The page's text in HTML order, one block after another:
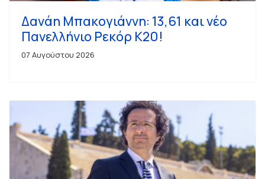
Δανάη Μπακογιάννη: 13,61 και νέο
Πανελλήνιο Ρεκόρ Κ20!
07 Αυγούστου 2026